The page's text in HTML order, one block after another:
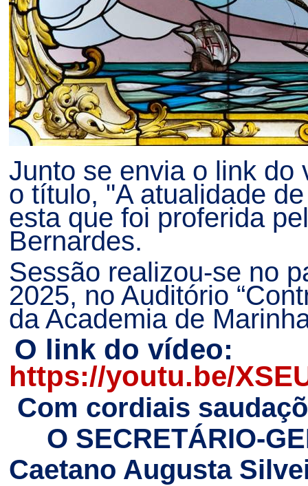
Junto se envia o link do
o título, "A atualidade
esta que foi proferida
Bernardes.
Sessão realizou-se no
2025, no Auditório
da Academia de
O link do vídeo:
https://youtu.be/
Com cordiais
O SECRETÁRIO-
Caetano Augusta